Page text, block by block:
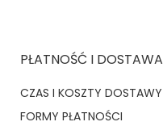
PŁATNOŚĆ I DOSTAWA
CZAS I KOSZTY DOSTAWY
FORMY PŁATNOŚCI